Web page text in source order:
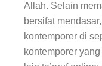
Allah. Selain
bersifat
kontemporer di
kontemporer